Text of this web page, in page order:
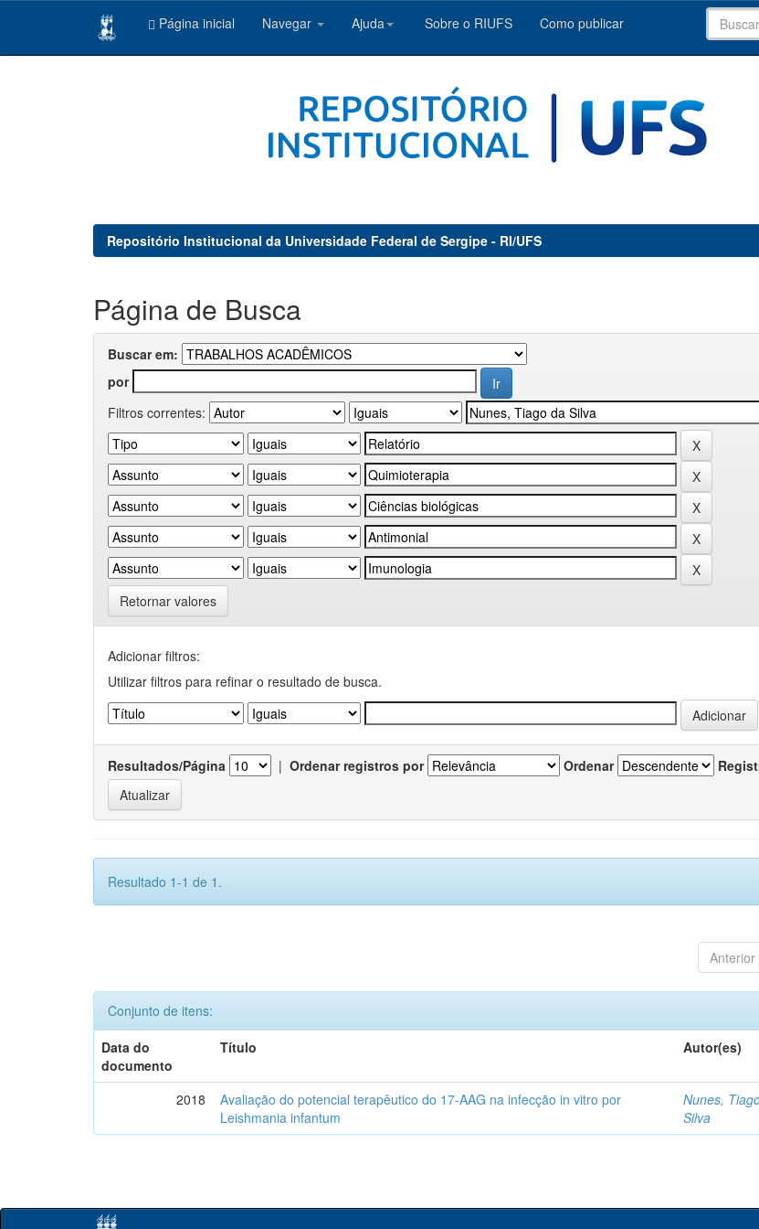
Página inicial Navegar Ajuda Sobre o RIUFS Como publicar
Repositório Institucional da Universidade Federal de Sergipe - RI/UFS
Página de Busca
Buscar em:
por
Filtros correntes:
Retornar valores
Adicionar filtros:
Utilizar filtros para refinar o resultado de busca.
Resultados/Página | Ordenar registros por Ordenar
Resultado 1-1 de 1.
Anterior
Conjunto de itens:
Data do
documento
Título Autor(es)
2018
Avaliação do potencial terapêutico do 17-AAG na infecção in vitro por
Leishmania infantum
Nunes,
Silva